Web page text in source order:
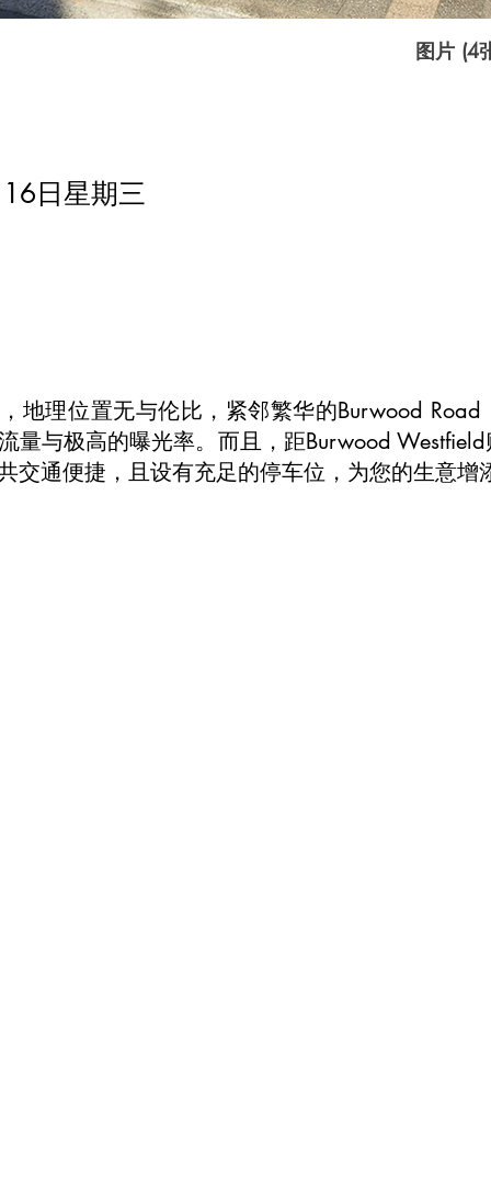
图片 (4
日星期三
地理位置无与伦比，紧邻繁华的Burwood
量与极高的曝光率。而且，距Burwood
交通便捷，且设有充足的停车位，为您的生意增